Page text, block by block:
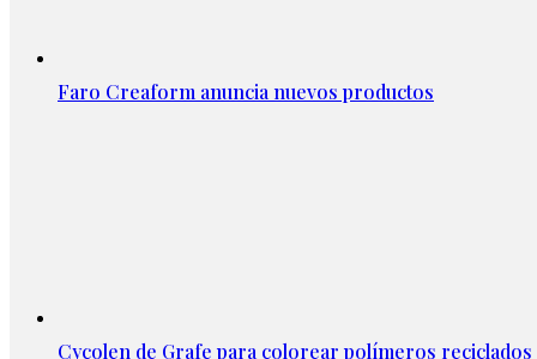
Faro Creaform anuncia nuevos productos
Cycolen de Grafe para colorear polímeros reciclados